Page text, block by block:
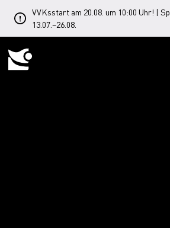
VVKsstart am 20.08. um 10:00 Uhr! |
13.07.–26.08.